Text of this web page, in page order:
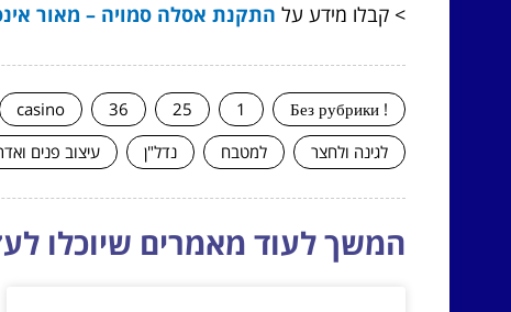
> קבלו מידע על התקנת אסלה סמויה – מאור
! Без рубрики
1
25
36
casino
לגינה ולחצר
למטבח נדל"ן עיצוב פנים
המשך לעוד מאמרים שיוכלו